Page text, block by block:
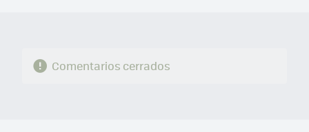
Comentarios cerrados